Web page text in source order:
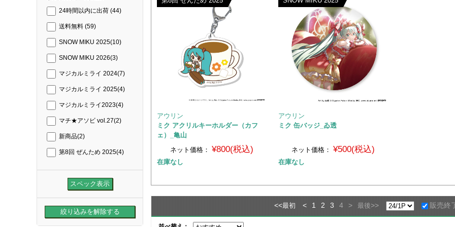
24時間以内に出荷 (44)
送料無料 (59)
SNOW MIKU 2025(10)
SNOW MIKU 2026(3)
マジカルミライ 2024(7)
マジカルミライ 2025(4)
マジカルミライ2023(4)
マチ★アソビ vol.27(2)
新商品(2)
第8回 ぜんため 2025(4)
アウリン
ミク アクリルキーホルダー（カフ
ェ）_亀山
ネット価格： ¥800(税込)
在庫なし
アウリン
ミク 缶バッジ_ゐ透
ネット価格： ¥500(税込)
在庫なし
<<最初 < 1 2 3 4 > 最後>> 販売終